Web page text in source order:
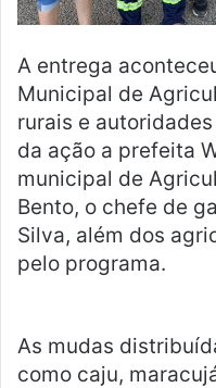
A entrega
Municipal de
rurais e
da ação a prefeita
municipal de
Bento, o chefe de
Silva, além dos
pelo programa.
As mudas
como caju,